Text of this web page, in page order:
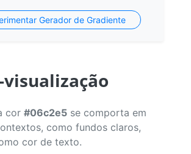
Gerador de Gradiente
visualização
cor #06c2e5 se comporta em
como fundos claros,
cor de texto.